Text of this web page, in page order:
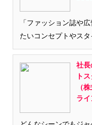
「ファッション誌や
たいコンセプトやス
社長
ト
（
ライ